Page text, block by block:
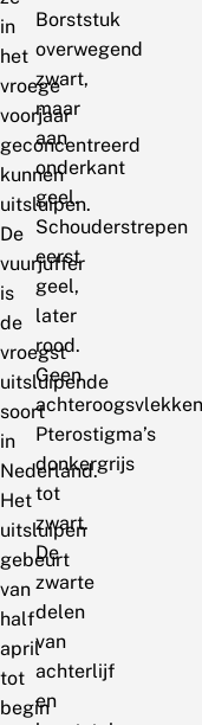
in
het
vroege
voorjaar
geconcentreerd
kunnen
uitsluipen.
De
vuurjuffer
is
de
vroegst
uitsluipende
soort
in
Nederland.
Het
uitsluipen
gebeurt
van
half
april
tot
begin
Borststuk
overwegend
zwart,
maar
aan
onderkant
geel.
Schouderstrepen
eerst
geel,
later
rood.
Geen
Pterostigma’s
donkergrijs
tot
zwart.
De
zwarte
delen
van
achterlijf
en